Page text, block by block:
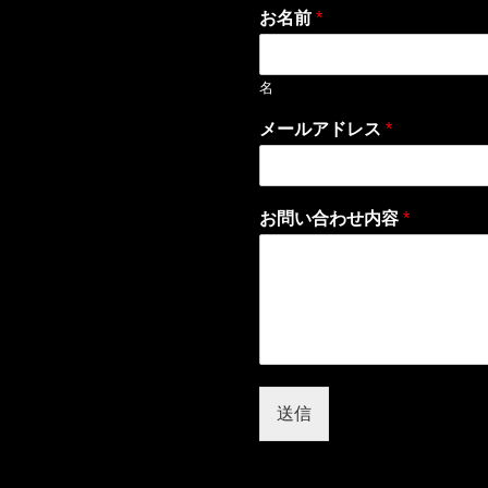
お名前 *
名
メールアドレス *
お問い合わせ内容 *
送信